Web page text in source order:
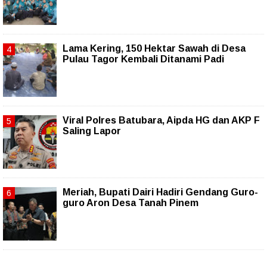
Lama Kering, 150 Hektar Sawah di Desa
Pulau Tagor Kembali Ditanami Padi
Viral Polres Batubara, Aipda HG dan AKP F
Saling Lapor
Meriah, Bupati Dairi Hadiri Gendang Guro-
guro Aron Desa Tanah Pinem